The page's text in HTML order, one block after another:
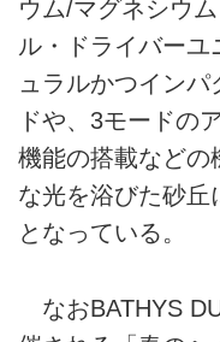
ウム/マグネシウ
ル・ドライバー
ュラルかつイン
ドや、3モードの
機能の搭載などの
な光を浴びた砂丘
となっている。
なおBATHYS